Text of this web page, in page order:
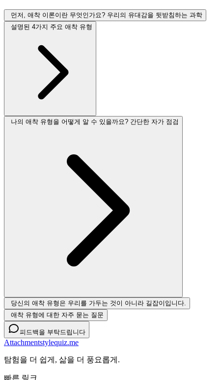
먼저, 애착 이론이란 무엇인가요? 우리의 유대감을 뒷받침하는 과학
설명된 4가지 주요 애착 유형
나의 애착 유형을 어떻게 알 수 있을까요? 간단한 자가 점검
당신의 애착 유형은 우리를 가두는 것이 아니라 길잡이입니다.
애착 유형에 대한 자주 묻는 질문
피드백을 부탁드립니다
Attachmentstylequiz.me
탐험을 더 쉽게, 삶을 더 풍요롭게.
빠른 링크